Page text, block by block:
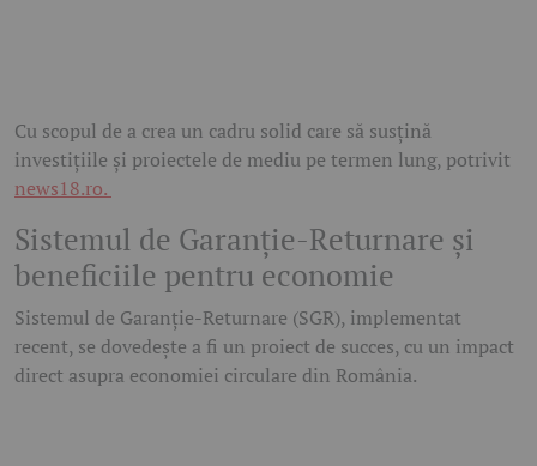
Cu scopul de a crea un cadru solid care să susțină
investițiile și proiectele de mediu pe termen lung, potrivit
news18.ro.
Sistemul de Garanție-Returnare și
beneficiile pentru economie
Sistemul de Garanție-Returnare (SGR), implementat
recent, se dovedește a fi un proiect de succes, cu un impact
direct asupra economiei circulare din România.